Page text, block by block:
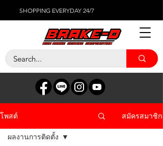
SHOPPING EVERYDAY 24/7
โพสต์ สมัครสมาชิก
ผลงานการติดตั้ง